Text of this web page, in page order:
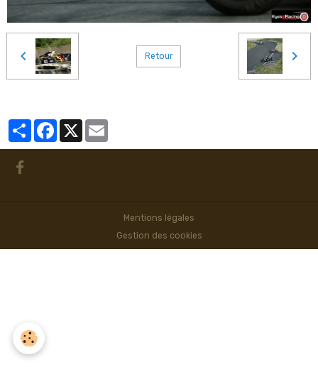
Retour
PartagerFacebook
Mentions légales
Gestion des cookies